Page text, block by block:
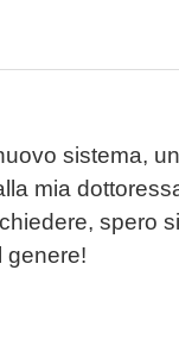
sistema,
mia
spero
genere!